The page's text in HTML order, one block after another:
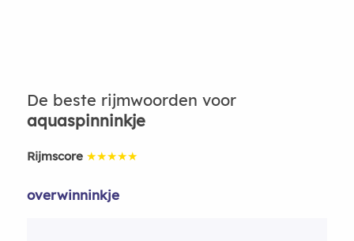
De beste rijmwoorden voor
aquaspinninkje
Rijmscore ★★★★★
overwinninkje